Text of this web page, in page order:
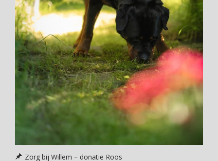
Zorg bij Willem – donatie Roos